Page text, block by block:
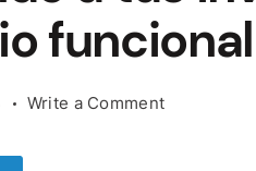
Write a Commenton